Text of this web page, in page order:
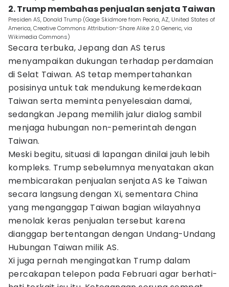
2. Trump membahas penjualan senjata Taiwan
Presiden AS, Donald Trump (Gage Skidmore from Peoria, AZ, United States of
America, Creative Commons Attribution-Share Alike 2.0 Generic, via
Wikimedia Commons)
Secara terbuka, Jepang dan AS terus
menyampaikan dukungan terhadap perdamaian
di Selat Taiwan. AS tetap mempertahankan
posisinya untuk tak mendukung kemerdekaan
Taiwan serta meminta penyelesaian damai,
sedangkan Jepang memilih jalur dialog sambil
menjaga hubungan non-pemerintah dengan
Taiwan.
Meski begitu, situasi di lapangan dinilai jauh lebih
kompleks. Trump sebelumnya menyatakan akan
membicarakan penjualan senjata AS ke Taiwan
secara langsung dengan Xi, sementara China
yang menganggap Taiwan bagian wilayahnya
menolak keras penjualan tersebut karena
dianggap bertentangan dengan Undang-Undang
Hubungan Taiwan milik AS.
Xi juga pernah mengingatkan Trump dalam
percakapan telepon pada Februari agar berhati-